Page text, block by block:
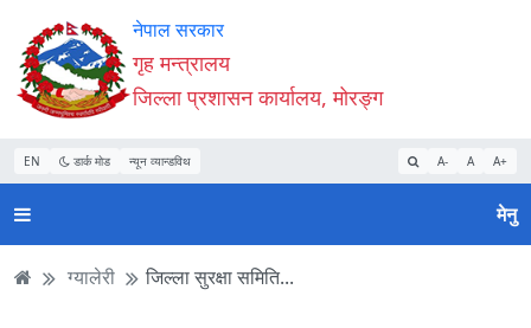
Accessibility
Mode
सुरु
गर्नुहोस्
सामाग्री
पढ्नुहाेस्
नेभिगेसन
पढ्नुहाेस्
वेबसाइट
खोजमा
जानुहोस्
नेपाल सरकार
गृह मन्त्रालय
जिल्ला प्रशासन कार्यालय, मोरङ्ग
EN डार्क मोड न्यून व्यान्डविथ A- A A+
मेनु
ग्यालेरी जिल्ला सुरक्षा समिति...